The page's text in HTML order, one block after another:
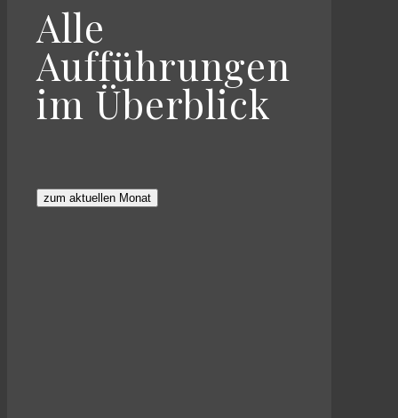
Alle
Aufführungen
im Überblick
zum aktuellen Monat